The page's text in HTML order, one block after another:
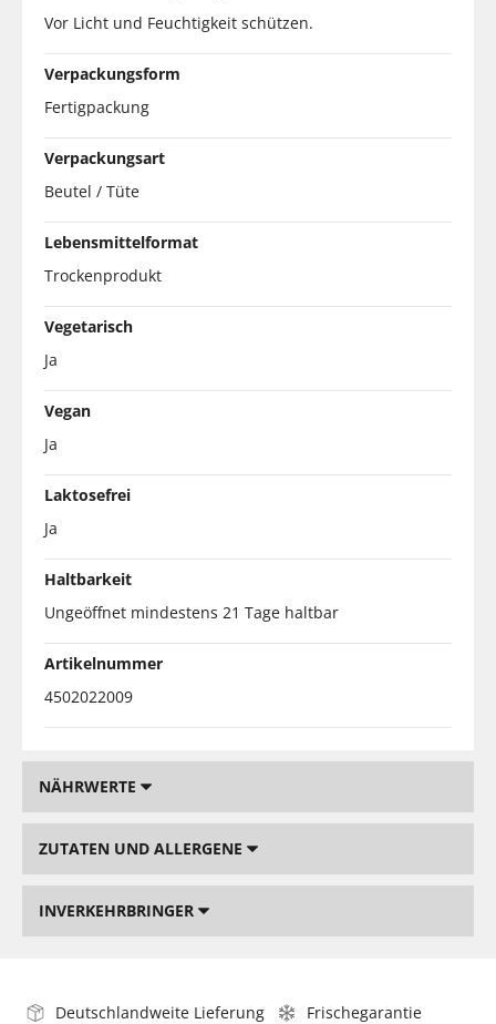
Vor Licht und Feuchtigkeit schützen.
Verpackungsform
Fertigpackung
Verpackungsart
Beutel / Tüte
Lebensmittelformat
Trockenprodukt
Vegetarisch
Ja
Vegan
Ja
Laktosefrei
Ja
Haltbarkeit
Ungeöffnet mindestens 21 Tage haltbar
Artikelnummer
4502022009
NÄHRWERTE
ZUTATEN UND ALLERGENE
INVERKEHRBRINGER
Deutschlandweite Lieferung
Frischegarantie